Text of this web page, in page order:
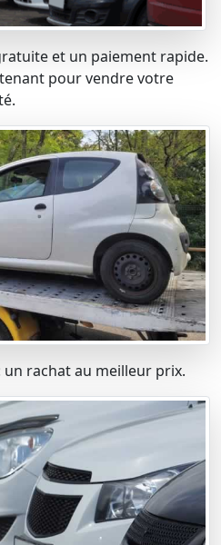
et un paiement rapide.
pour vendre votre
rachat au meilleur prix.